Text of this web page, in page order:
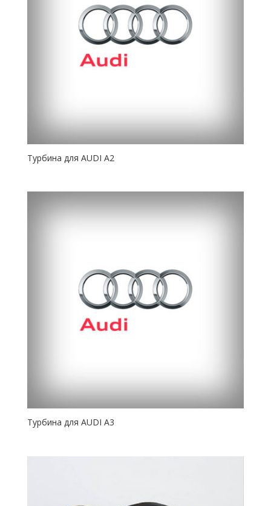
Турбина для AUDI A2
Турбина для AUDI A3